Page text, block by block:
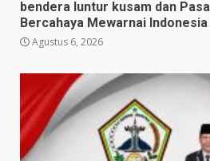
bendera luntur kusam dan
Bercahaya Mewarnai
Agustus 6, 2026